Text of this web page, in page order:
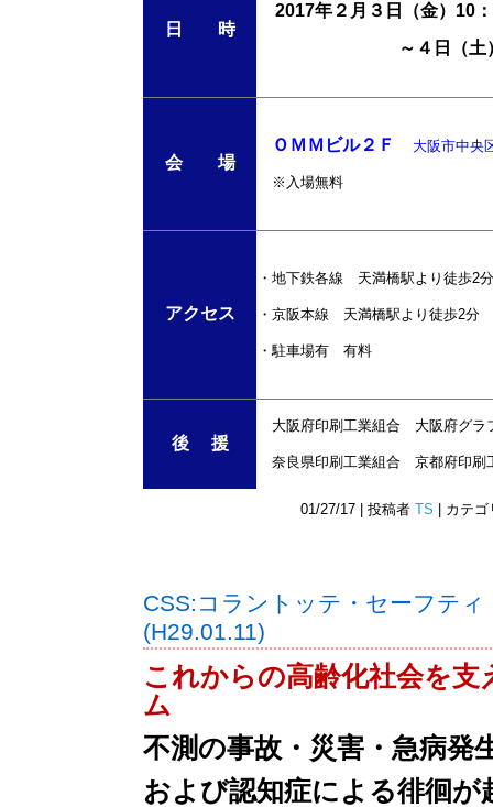
日 時
2017年２月３日（金）10
～４日（土）10
会 場
ＯＭＭビル２Ｆ 大阪市中央
※入場無料
アクセス
・地下鉄各線 天満橋駅より徒歩2分
・京阪本線 天満橋駅より徒歩2分
・駐車場有 有料
後 援
大阪府印刷工業組合 大阪府グラ
奈良県印刷工業組合 京都府印刷
01/27/17 | 投稿者 TS | カテ
CSS:コラントッテ・セーフティ
(H29.01.11)
これからの高齢化社会を支
ム
不測の事故・災害・急病発
および認知症による徘徊が